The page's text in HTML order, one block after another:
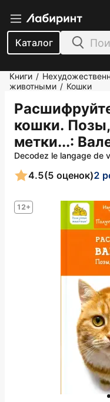
Каталог
Книги /
животными / Кошки
кошки.
метки...:
Decodez le langage de
12+
4.5(5 оценок)2